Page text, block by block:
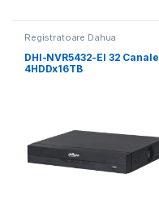
Registratoare Dahua
DHI-NVR5432-EI 32 Canale
4HDDx16TB